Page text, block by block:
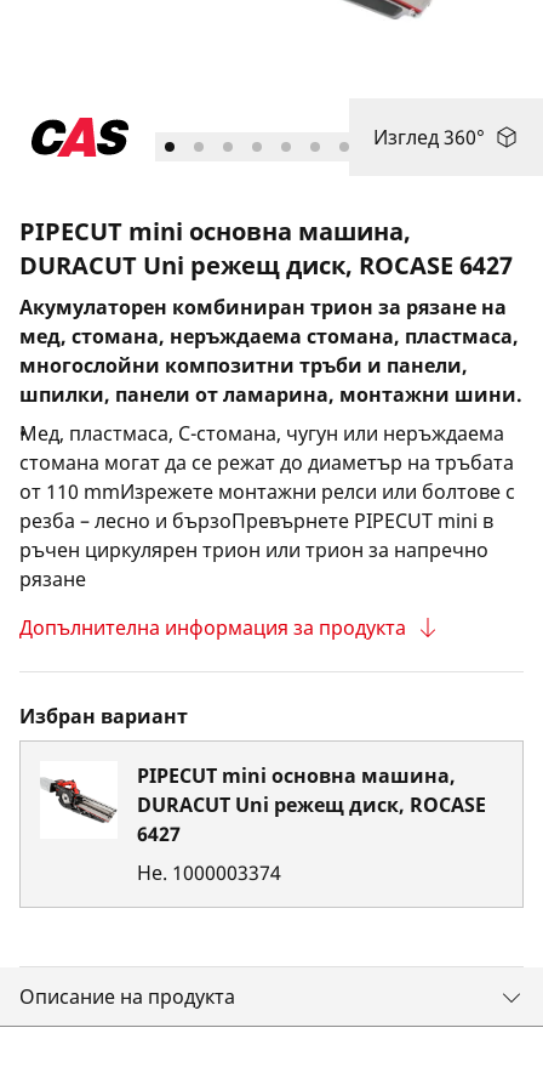
Изглед 360°
PIPECUT mini основна машина,
DURACUT Uni режещ диск, ROCASE 6427
Акумулаторен комбиниран трион за рязане на
мед, стомана, неръждаема стомана, пластмаса,
многослойни композитни тръби и панели,
шпилки, панели от ламарина, монтажни шини.
Мед, пластмаса, C-стомана, чугун или неръждаема
стомана могат да се режат до диаметър на тръбата
от 110 mmИзрежете монтажни релси или болтове с
резба – лесно и бързоПревърнете PIPECUT mini в
ръчен циркулярен трион или трион за напречно
рязане
Допълнителна информация за продукта
Избран вариант
PIPECUT mini основна машина,
DURACUT Uni режещ диск, ROCASE
6427
Не. 1000003374
Описание на продукта